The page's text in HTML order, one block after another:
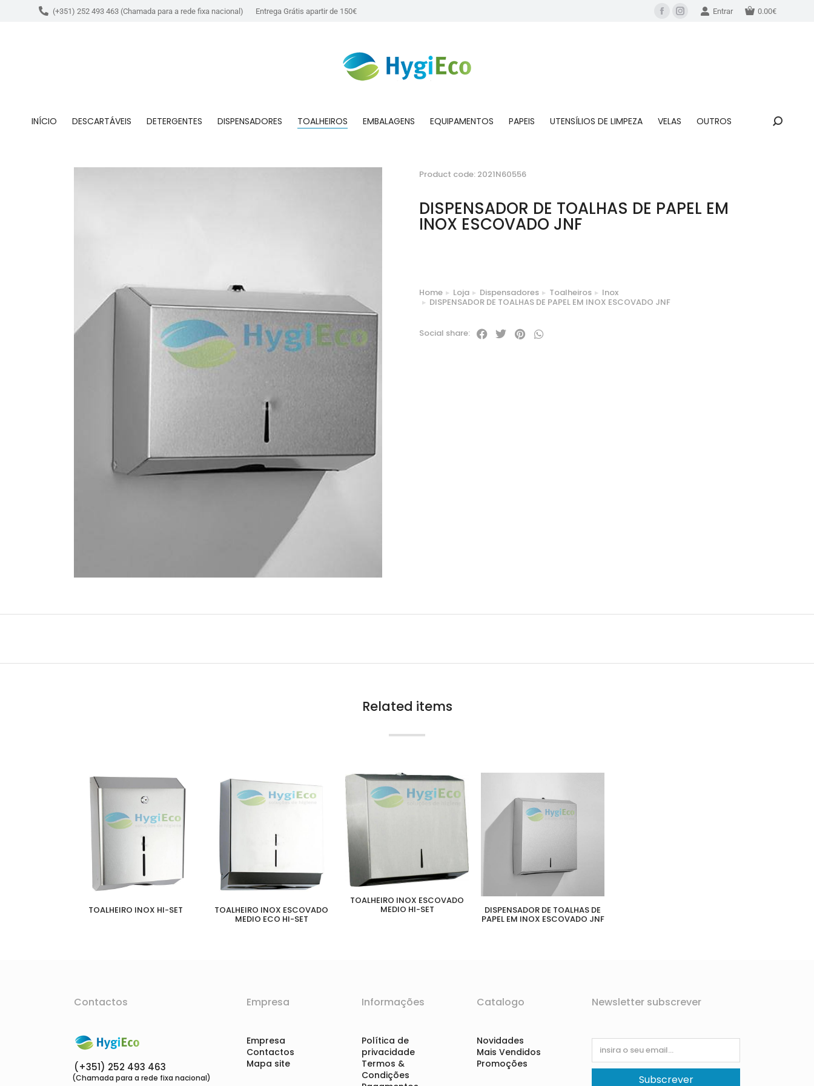
(+351) 252 493 463 (Chamada para a rede fixa nacional) Entrega Grátis apartir de 150€ Entrar 0.00€
INÍCIO DESCARTÁVEIS DETERGENTES DISPENSADORES TOALHEIROS EMBALAGENS EQUIPAMENTOS PAPEIS UTENSÍLIOS DE LIMPEZA VELAS OUTROS
Product code: 2021N60556
DISPENSADOR DE TOALHAS DE PAPEL EM
INOX ESCOVADO JNF
You are here:
Home Loja Dispensadores Toalheiros
Inox
DISPENSADOR DE TOALHAS DE PAPEL EM INOX ESCOVADO JNF
Social share:
Related items
TOALHEIRO INOX HI-SET TOALHEIRO INOX ESCOVADO
MEDIO ECO HI-SET
TOALHEIRO INOX ESCOVADO
MEDIO HI-SET DISPENSADOR DE TOALHAS DE
PAPEL EM INOX ESCOVADO JNF
Contactos
(+351) 252 493 463
(Chamada para a rede fixa nacional)
Empresa
Empresa
Contactos
Mapa site
Informações
Política de
privacidade
Termos &
Condições
Catalogo
Novidades
Mais Vendidos
Promoções
Newsletter subscrever
Subscrever